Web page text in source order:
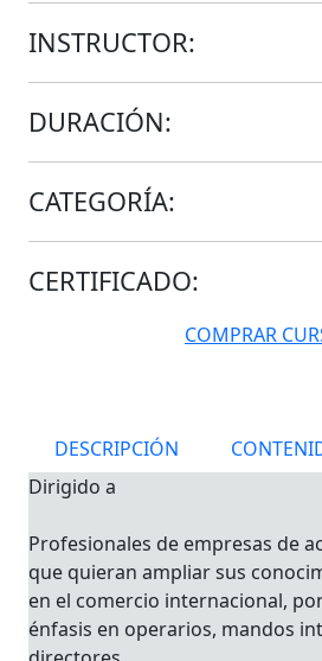
INSTRUCTOR:
DURACIÓN:
CATEGORÍA:
CERTIFICADO:
COMPRAR
DESCRIPCIÓN
Dirigido a
Profesionales de empresas de
que quieran ampliar sus
en el comercio internacional,
énfasis en operarios, mandos